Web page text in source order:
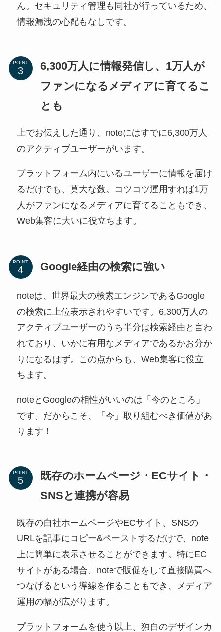
ん。セキュリティ管理も同社が行っているため、
情報漏洩の心配もなしです。
POINT
6,300万人に情報発信し、1万人が
ファンになるメディアに育てるこ
とも
上でお伝えした通り、noteにはすでに6,300万人
のアクティブユーザーがいます。
プラットフォーム内にいるユーザーに情報を届け
るだけでも、莫大な数。コツコツ運用すれば1万
人がファンになるメディアに育てることもでき、
Web集客に大いに役立ちます。
POINT Google経由の検索に強い
noteは、世界最大の検索エンジンであるGoogle
の検索に上位表示されやすいです。6,300万人の
アクティブユーザーのうち半分は検索経由と言わ
れており、いかに有用なメディアであるかお分か
りになるはず。この点からも、Web集客に役立
ちます。
noteとGoogleの相性がいいのは「今のところ」
です。だからこそ、「今」取り組むべき価値があ
ります！
POINT
既存のホームページ・ECサイト・
SNSと連携が容易
既存の自社ホームページやECサイト、SNSの
URLを記事にコピー&ペーストするだけで、note
上に簡単に表示させることができます。特にEC
サイトがある場合、noteで販促をして直接購買へ
つなげるという導線を作ることもでき、メディア
運用の幅が広がります。
プラットフォームを使う以上、独自のデザインカ